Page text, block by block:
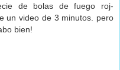
de bolas de fuego roj-
un video de 3 minutos. pero
bien!